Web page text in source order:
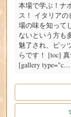
本場で学ぶ！ナ
ス！ イタリア
場の味を知って
ないという方も
魅了され、ピッ
らです！ [toc]
[gallery type="c…